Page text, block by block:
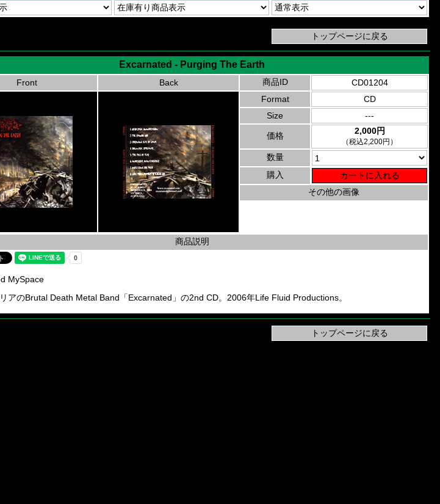
Excarnated - Purging The Earth
Front Back 商品ID
CD01204
Format
CD
Size
---
価格 2,000円
（税込2,200円）
数量
購入
その他の画像
商品説明
MySpace
アのBrutal Death Metal Band「Excarnated」の2nd CD。2006年Life Fluid Productions。